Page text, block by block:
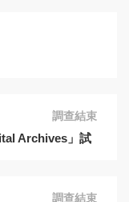
Archives」試
調查結束
調查結束